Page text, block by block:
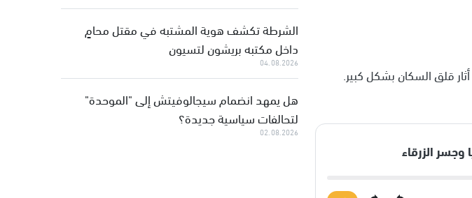
قلق السكان بشكل كبير.
الشرطة تكشف هوية المشتبه في مقتل محامٍ
داخل مكتبه بريشون لتسيون
04.08.2026
هل يمهد انضمام سيجالوفيتش إلى "الموحدة"
لتحالفات سياسية جديدة؟
02.08.2026